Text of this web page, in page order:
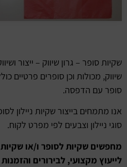
שקיות סופר – גרון שיווק – ייצור
שיווק, מכולות וכן סופרים פרטיים
סופר עם הדפסה.
אנו מתמחים בייצור שקיות ניילון
סוגי ניילון וצבעים לפי מפרט לקוח.
מחפשים שקיות לסופר ו/או
לייעוץ מקצועי, לבירורים